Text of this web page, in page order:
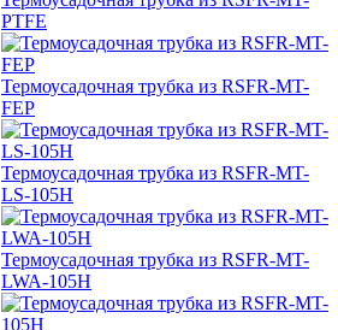
PTFE
Термоусадочная трубка из RSFR-MT-
FEP
Термоусадочная трубка из RSFR-MT-
LS-105H
Термоусадочная трубка из RSFR-MT-
LWA-105H